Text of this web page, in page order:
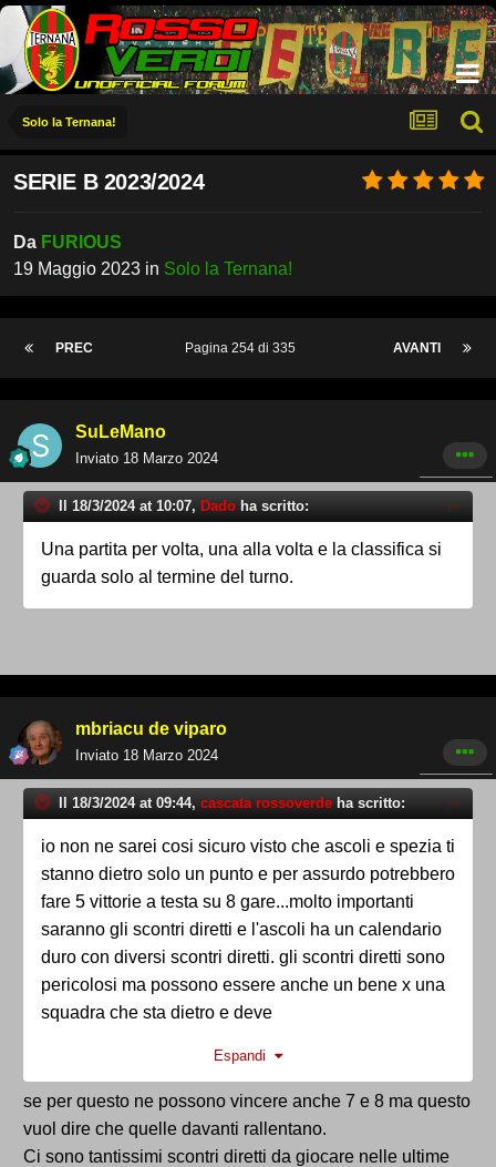
Solo la Ternana!
SERIE B 2023/2024
Da FURIOUS
19 Maggio 2023 in Solo la Ternana!
PREC AVANTI
Pagina 254 di 335
SuLeMano
Inviato 18 Marzo 2024
Il 18/3/2024 at 10:07, Dado ha scritto:
Una partita per volta, una alla volta e la classifica si
guarda solo al termine del turno.
mbriacu de viparo
Inviato 18 Marzo 2024
Il 18/3/2024 at 09:44, cascata rossoverde ha scritto:
io non ne sarei cosi sicuro visto che ascoli e spezia ti
stanno dietro solo un punto e per assurdo potrebbero
fare 5 vittorie a testa su 8 gare...molto importanti
saranno gli scontri diretti e l'ascoli ha un calendario
duro con diversi scontri diretti. gli scontri diretti sono
pericolosi ma possono essere anche un bene x una
squadra che sta dietro e deve
tirare fuori il massimo dalle prossime 5 partite visto
che nelle ultime tre il calendario se va come deve
andare potrebbe darci una mano
Espandi
se per questo ne possono vincere anche 7 e 8 ma questo
vuol dire che quelle davanti rallentano.
Ci sono tantissimi scontri diretti da giocare nelle ultime